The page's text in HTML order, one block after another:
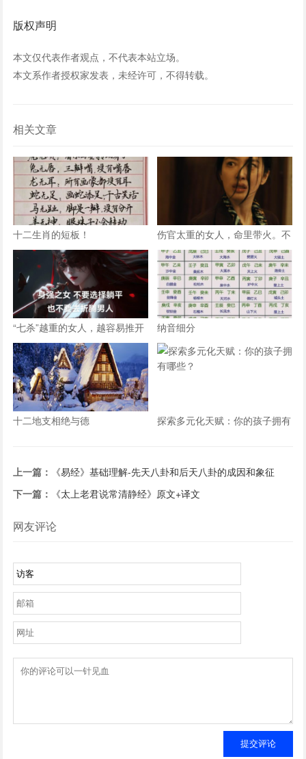
版权声明
本文仅代表作者观点，不代表本站立场。
本文系作者授权家发表，未经许可，不得转载。
相关文章
十二生肖的短板！
伤官太重的女人，命里带火。不
是说她热烈，是说她这辈子，火
总往外烧
“七杀”越重的女人，越容易推开
真正爱她的人
纳音细分
十二地支相绝与德
探索多元化天赋：你的孩子拥有
上一篇：
《易经》基础理解-先天八卦和后天八卦的成因和象征
下一篇：
《太上老君说常清静经》原文+译文
网友评论
提交评论